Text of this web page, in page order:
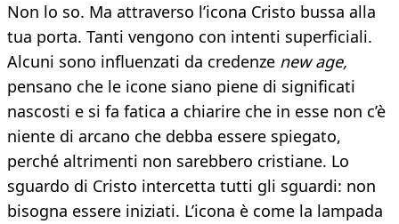
Non lo so. Ma attraverso l’icona Cristo bussa alla
tua porta. Tanti vengono con intenti superficiali.
Alcuni sono influenzati da credenze new age,
pensano che le icone siano piene di significati
nascosti e si fa fatica a chiarire che in esse non c’è
niente di arcano che debba essere spiegato,
perché altrimenti non sarebbero cristiane. Lo
sguardo di Cristo intercetta tutti gli sguardi: non
bisogna essere iniziati. L’icona è come la lampada